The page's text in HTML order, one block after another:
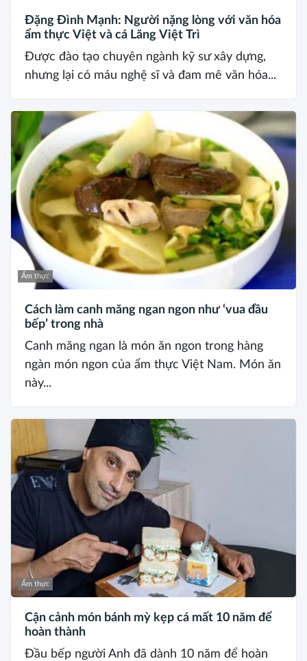
Đặng Đình Mạnh: Người nặng lòng với văn hóa
ẩm thực Việt và cá Lăng Việt Trì
Được đào tạo chuyên ngành kỹ sư xây dựng,
nhưng lại có máu nghệ sĩ và đam mê văn hóa...
Ẩm thực
Cách làm canh măng ngan ngon như ‘vua đầu
bếp’ trong nhà
Canh măng ngan là món ăn ngon trong hàng
ngàn món ngon của ẩm thực Việt Nam. Món ăn
này...
Ẩm thực
Cận cảnh món bánh mỳ kẹp cá mất 10 năm để
hoàn thành
Đầu bếp người Anh đã dành 10 năm để hoàn